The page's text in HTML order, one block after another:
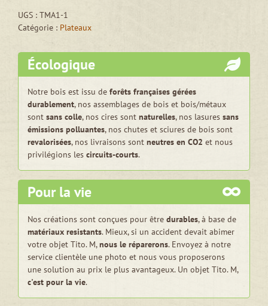
long
-
p'tite
desserte"
UGS : TMA1-1
Catégorie : Plateaux
Écologique
Notre bois est issu de forêts françaises gérées
durablement, nos assemblages de bois et bois/métaux
sont sans colle, nos cires sont naturelles, nos lasures sans
émissions polluantes, nos chutes et sciures de bois sont
revalorisées, nos livraisons sont neutres en CO2 et nous
privilégions les circuits-courts.
Pour la vie
Nos créations sont conçues pour être durables, à base de
matériaux resistants. Mieux, si un accident devait abimer
votre objet Tito. M,nous le réparerons. Envoyez à notre
service clientèle une photo et nous vous proposerons
une solution au prix le plus avantageux. Un objet Tito. M,
c'est pour la vie.